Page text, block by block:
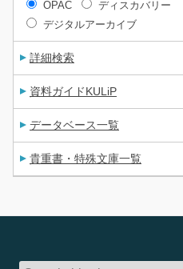
OPAC
ディスカバリー
デジタルアーカイブ
詳細検索
資料ガイドKULiP
データベース一覧
貴重書・特殊文庫一覧